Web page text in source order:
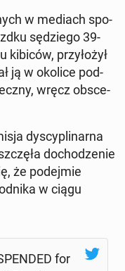
w mediach spo­
sę­dzie­go 39-
kibiców, przy­ło­żył
ją w okolice pod­
wręcz ob­sce­
dys­cy­pli­nar­na
do­cho­dze­nie
że po­dej­mie
w ciągu
for